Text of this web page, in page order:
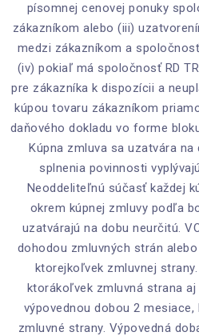
písomnej cenovej ponuky
zákazníkom alebo (iii)
medzi zákazníkom a
(iv) pokiaľ má spoločnosť RD
pre zákazníka k dispozícii a
kúpou tovaru zákazníkom
daňového dokladu vo forme
Kúpna zmluva sa uzatvára
splnenia povinnosti
Neoddeliteľnú súčasť každej
okrem kúpnej zmluvy podľa
uzatvárajú na dobu neurčitú.
dohodou zmluvných strán
ktorejkoľvek zmluvnej
ktorákoľvek zmluvná strana aj
výpovednou dobou 2
zmluvné strany. Výpovedná